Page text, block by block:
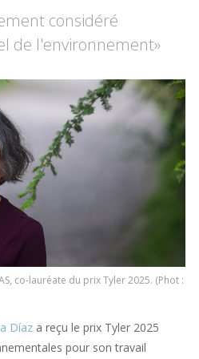
considéré
de l'environnement»
co-lauréate du prix Tyler 2025. (Phot :
Díaz a reçu le prix Tyler 2025
pour son travail